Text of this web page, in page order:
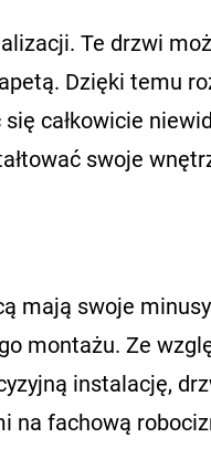
Te drzwi
Dzięki temu
całkowicie
swoje
mają swoje
montażu. Ze
instalację,
na fachową